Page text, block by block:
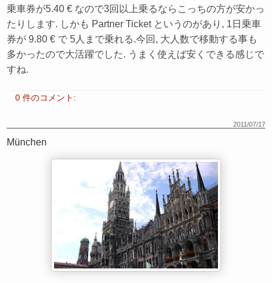
乗車券が5.40 € なので3回以上乗るならこっちの方が安かっ
たりします. しかも Partner Ticket というのがあり, 1日乗車
券が 9.80 € で 5人まで乗れる.今回, 大人数で移動する事も
多かったので大活躍でした. うまく使えば安くできる感じで
すね.
0 件のコメント:
2011/07/17
München